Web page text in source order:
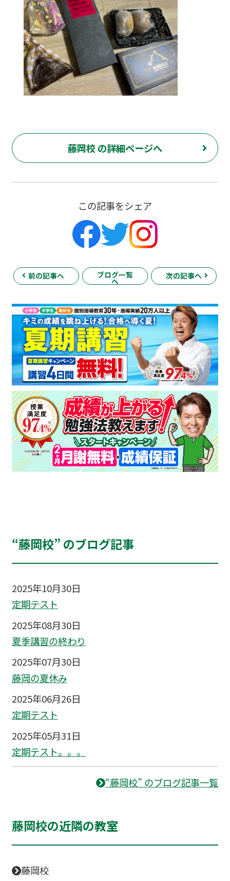
藤岡校 の詳細ページへ
この記事をシェア
前の記事へ ブログ一覧
へ
次の記事へ
“藤岡校” のブログ記事
2025年10月30日
定期テスト
2025年08月30日
夏季講習の終わり
2025年07月30日
藤岡の夏休み
2025年06月26日
定期テスト
2025年05月31日
定期テスト。。。
“藤岡校” のブログ記事一覧
藤岡校の近隣の教室
藤岡校